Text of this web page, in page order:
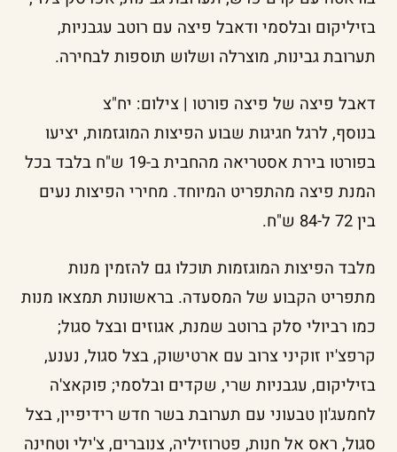
בזיליקום ובלסמי ודאבל פיצה עם רוטב עגבניות,
תערובת גבינות, מוצרלה ושלוש תוספות לבחירה.
דאבל פיצה של פיצה פורטו | צילום: יח"צ
בנוסף, לרגל חגיגות שבוע הפיצות המוגזמות, יציעו
בפורטו בירת אסטריאה מהחבית ב-19 ש"ח בלבד בכל
המנת פיצה מהתפריט המיוחד. מחירי הפיצות נעים
בין 72 ל-84 ש"ח.
מלבד הפיצות המוגזמות תוכלו גם להזמין מנות
מתפריט הקבוע של המסעדה. בראשונות תמצאו מנות
כמו רביולי סלק ברוטב שמנת, אגוזים ובצל סגול;
קרפצ'יו זוקיני צרוב עם ארטישוק, בצל סגול, נענע,
בזיליקום, עגבניות שרי, שקדים ובלסמי; פוקאצ'ה
לחמעג'ון טבעוני עם תערובת בשר חדש רידיפיין, בצל
סגול, ראס אל חנות, פטרוזיליה, צנוברים, צ'ילי וטחינה